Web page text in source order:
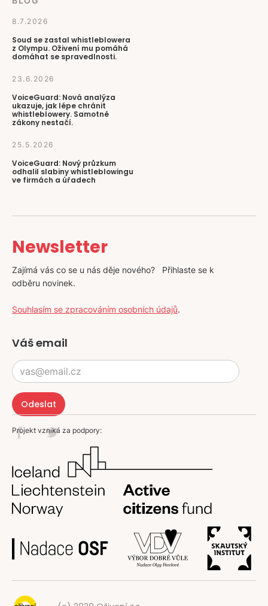
8.7.2026
Soud se zastal whistleblowera
z Olympu. Oživení mu pomáhá
domáhat se spravedlnosti.
23.6.2026
VoiceGuard: Nová analýza
ukazuje, jak lépe chránit
whistleblowery. Samotné
zákony nestačí.
25.5.2026
VoiceGuard: Nový průzkum
odhalil slabiny whistleblowingu
ve firmách a úřadech
Newsletter
Zajímá vás co se u nás děje nového? Přihlaste se k
odběru novinek.
Souhlasím se zpracováním osobních údajů.
Váš email
Projekt vzniká za podpory: